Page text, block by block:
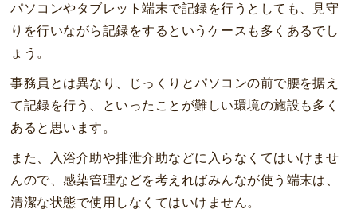
パソコンやタブレット端末で記録を行うとしても、見守
りを行いながら記録をするというケースも多くあるでし
ょう。
事務員とは異なり、じっくりとパソコンの前で腰を据え
て記録を行う、といったことが難しい環境の施設も多く
あると思います。
また、入浴介助や排泄介助などに入らなくてはいけませ
んので、感染管理などを考えればみんなが使う端末は、
清潔な状態で使用しなくてはいけません。